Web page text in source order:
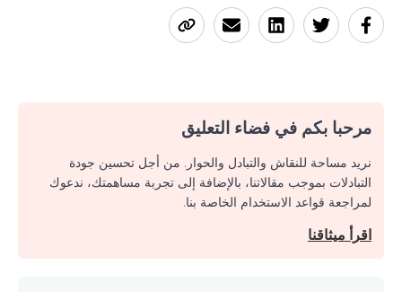
مرحبا بكم في فضاء التعليق
نريد مساحة للنقاش والتبادل والحوار. من أجل تحسين جودة
التبادلات بموجب مقالاتنا، بالإضافة إلى تجربة مساهمتك، ندعوك
لمراجعة قواعد الاستخدام الخاصة بنا.
اقرأ ميثاقنا